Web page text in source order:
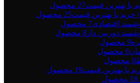
با بهترین قیمت27 محصول
با بهترین قیمت25 محصول
اقتصادی7 محصول
دوربین دار 8 محصول
9 محصول
6 محصول
0 محصول
با بهترین قیمت19 محصول
18 محصول